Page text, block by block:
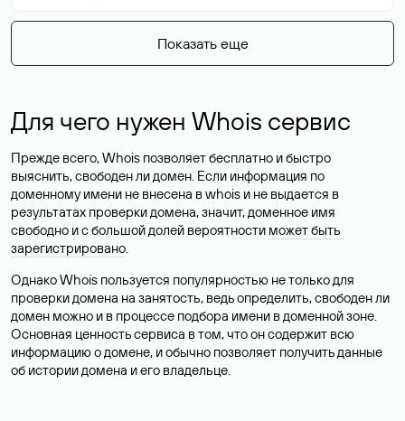
Показать еще
Для чего нужен Whois сервис
Прежде всего, Whois позволяет бесплатно и быстро
выяснить, свободен ли домен. Если информация по
доменному имени не внесена в whois и не выдается в
результатах проверки домена, значит, доменное имя
свободно и с большой долей вероятности может быть
зарегистрировано.
Однако Whois пользуется популярностью не только для
проверки домена на занятость, ведь определить, свободен ли
домен можно и в процессе подбора имени в доменной зоне.
Основная ценность сервиса в том, что он содержит всю
информацию о домене, и обычно позволяет получить данные
об истории домена и его владельце.